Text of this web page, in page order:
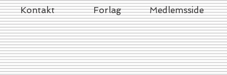
Kontakt Forlag Medlemsside